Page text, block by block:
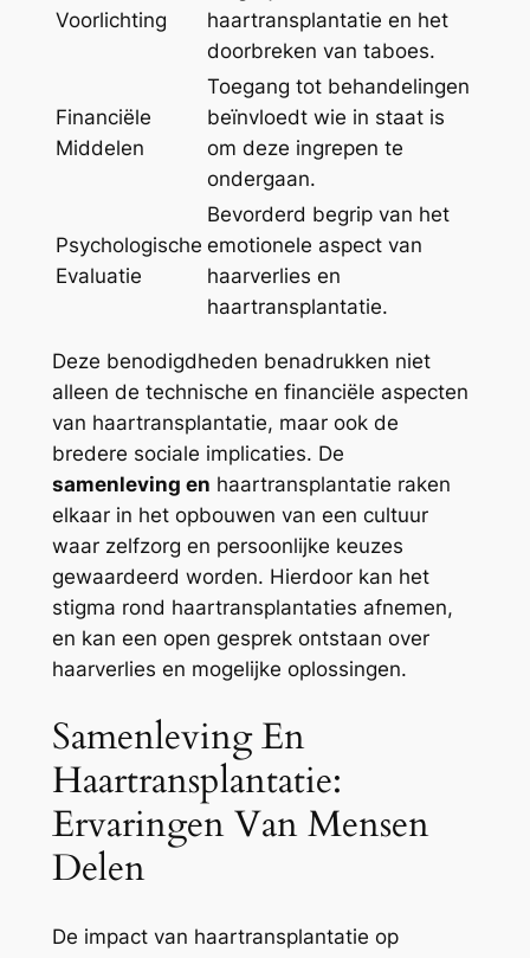
Voorlichting
haartransplantatie en het
doorbreken van taboes.
Financiële
Middelen
Toegang tot behandelingen
beïnvloedt wie in staat is
om deze ingrepen te
ondergaan.
Psychologische
Evaluatie
Bevorderd begrip van het
emotionele aspect van
haarverlies en
haartransplantatie.
Deze benodigdheden benadrukken niet
alleen de technische en financiële aspecten
van haartransplantatie, maar ook de
bredere sociale implicaties. De
samenleving en haartransplantatie raken
elkaar in het opbouwen van een cultuur
waar zelfzorg en persoonlijke keuzes
gewaardeerd worden. Hierdoor kan het
stigma rond haartransplantaties afnemen,
en kan een open gesprek ontstaan over
haarverlies en mogelijke oplossingen.
Samenleving En
Haartransplantatie:
Ervaringen Van Mensen
Delen
De impact van haartransplantatie op